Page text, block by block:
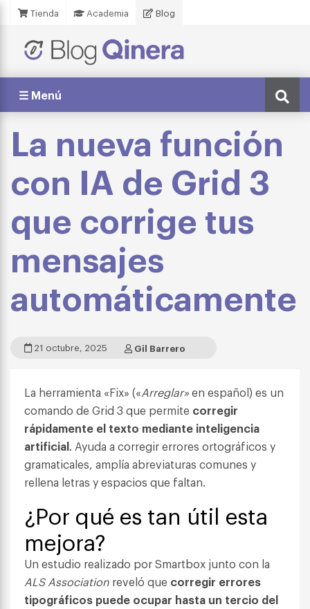
Tienda Academia Blog
☰ Menú
La nueva función
con IA de Grid 3
que corrige tus
mensajes
automáticamente
21 octubre, 2025 Gil Barrero
La herramienta «Fix» («Arreglar»en español) es un
comando de Grid 3 que permite corregir
rápidamente el texto mediante inteligencia
artificial. Ayuda a corregir errores ortográficos y
gramaticales, amplía abreviaturas comunes y
rellena letras y espacios que faltan.
¿Por qué es tan útil esta
mejora?
Un estudio realizado por Smartbox junto con la
ALS Association reveló que corregir errores
tipográficos puede ocupar hasta un tercio del